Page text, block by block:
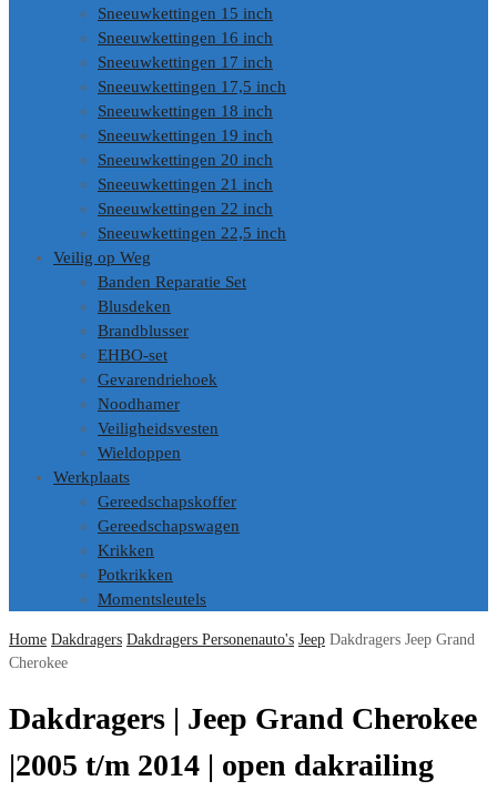
Sneeuwkettingen 15 inch
Sneeuwkettingen 16 inch
Sneeuwkettingen 17 inch
Sneeuwkettingen 17,5 inch
Sneeuwkettingen 18 inch
Sneeuwkettingen 19 inch
Sneeuwkettingen 20 inch
Sneeuwkettingen 21 inch
Sneeuwkettingen 22 inch
Sneeuwkettingen 22,5 inch
Veilig op Weg
Banden Reparatie Set
Blusdeken
Brandblusser
EHBO-set
Gevarendriehoek
Noodhamer
Veiligheidsvesten
Wieldoppen
Werkplaats
Gereedschapskoffer
Gereedschapswagen
Krikken
Potkrikken
Momentsleutels
Home Dakdragers Dakdragers Personenauto's Jeep Dakdragers Jeep Grand
Cherokee
Dakdragers | Jeep Grand Cherokee
|2005 t/m 2014 | open dakrailing